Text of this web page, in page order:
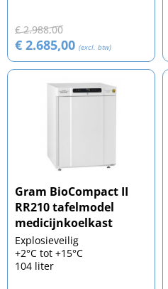
€ 2.988,00
€ 2.685,00 (excl. btw)
Gram BioCompact II
RR210 tafelmodel
medicijnkoelkast
Explosieveilig
+2°C tot +15°C
104 liter